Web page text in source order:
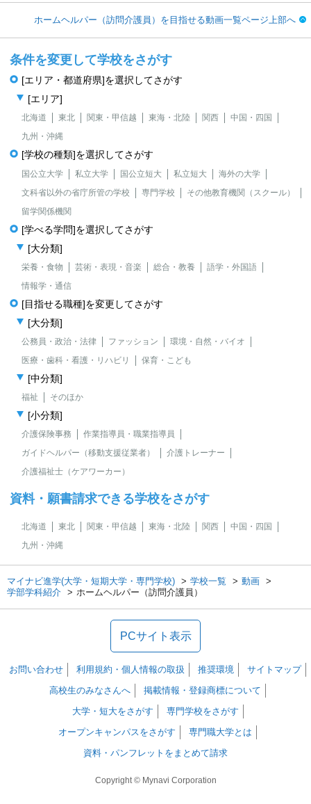
ホームヘルパー（訪問介護員）を目指せる動画一覧ページ上部へ
条件を変更して学校をさがす
[エリア・都道府県]を選択してさがす
[エリア]
北海道 東北 関東・甲信越 東海・北陸 関西
中国・四国
九州・沖縄
[学校の種類]を選択してさがす
国公立大学 私立大学 国公立短大 私立短大
海外の大学
文科省以外の省庁所管の学校
専門学校
その他教育機関（スクール）
留学関係機関
[学べる学問]を選択してさがす
[大分類]
栄養・食物 芸術・表現・音楽 総合・教養
語学・外国語
情報学・通信
[目指せる職種]を変更してさがす
[大分類]
公務員・政治・法律 ファッション
環境・自然・バイオ
医療・歯科・看護・リハビリ
保育・こども
[中分類]
福祉 そのほか
[小分類]
介護保険事務
作業指導員・職業指導員
ガイドヘルパー（移動支援従業者）
介護トレーナー
介護福祉士（ケアワーカー）
資料・願書請求できる学校をさがす
北海道 東北 関東・甲信越 東海・北陸 関西
中国・四国
九州・沖縄
マイナビ進学(大学・短期大学・専門学校) 学校一覧
動画
学部学科紹介
ホームヘルパー（訪問介護員）
PCサイト表示
お問い合わせ 利用規約・個人情報の取扱 推奨環境
サイトマップ
高校生のみなさんへ
掲載情報・登録商標について
大学・短大をさがす
専門学校をさがす
オープンキャンパスをさがす
専門職大学とは
資料・パンフレットをまとめて請求
Copyright © Mynavi Corporation